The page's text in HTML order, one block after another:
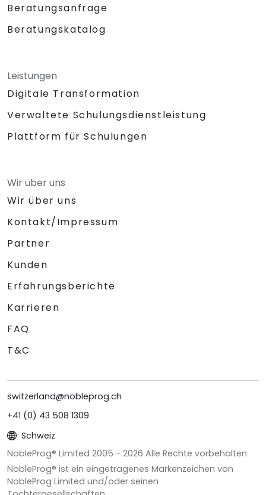
Beratungsanfrage
Beratungskatalog
Leistungen
Digitale Transformation
Verwaltete Schulungsdienstleistung
Plattform für Schulungen
Wir über uns
Wir über uns
Kontakt/Impressum
Partner
Kunden
Erfahrungsberichte
Karrieren
FAQ
T&C
switzerland@nobleprog.ch
+41 (0) 43 508 1309
Schweiz
NobleProg® Limited 2005 - 2026 Alle Rechte vorbehalten
NobleProg® ist ein eingetragenes Markenzeichen von
NobleProg Limited und/oder seinen